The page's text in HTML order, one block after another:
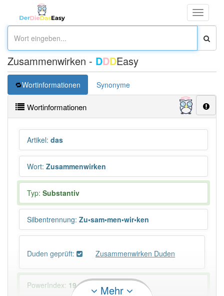
Toggle
Zusammenwirken - DDDEasy
Wortinformationen Synonyme
Wortinformationen
Artikel: das
Wort: Zusammenwirken
Typ: Substantiv
Silbentrennung: Zu•sam•men•wir•ken
Duden geprüft: Zusammenwirken Duden
PowerIndex: 19 Mehr